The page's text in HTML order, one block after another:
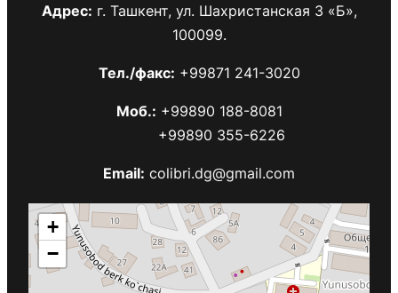
Адрес: г. Ташкент, ул. Шахристанская 3 «Б»,
100099.
Тел./факс: +99871 241-3020
Моб.: +99890 188-8081
+99890 355-6226
Email: colibri.dg@gmail.com
+
−